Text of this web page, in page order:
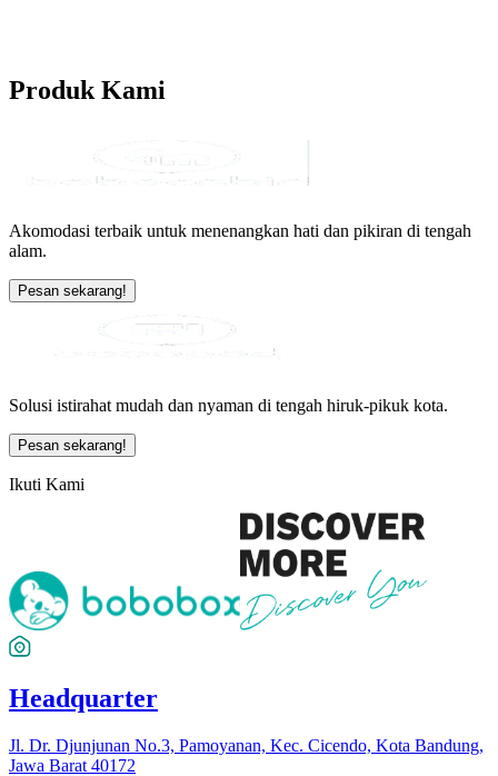
Produk Kami
Akomodasi terbaik untuk menenangkan hati dan pikiran di tengah
alam.
Pesan sekarang!
Solusi istirahat mudah dan nyaman di tengah hiruk-pikuk kota.
Pesan sekarang!
Ikuti Kami
Headquarter
Jl. Dr. Djunjunan No.3, Pamoyanan, Kec. Cicendo, Kota Bandung,
Jawa Barat 40172